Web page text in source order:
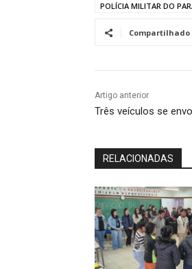
POLÍCIA MILITAR DO
Compartilhado
Artigo anterior
Três veículos se
RELACIONADAS